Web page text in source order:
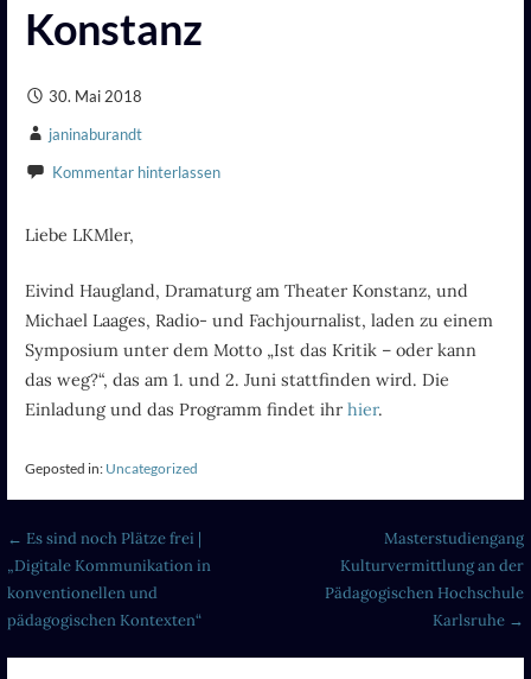
Konstanz
30. Mai 2018
janinaburandt
Kommentar hinterlassen
Liebe LKMler,
Eivind Haugland, Dramaturg am Theater Konstanz, und
Michael Laages, Radio- und Fachjournalist, laden zu einem
Symposium unter dem Motto „Ist das Kritik – oder kann
das weg?“, das am 1. und 2. Juni stattfinden wird. Die
Einladung und das Programm findet ihr hier.
Geposted in: Uncategorized
Beitragsnavigation
← Es sind noch Plätze frei |
„Digitale Kommunikation in
konventionellen und
pädagogischen Kontexten“
Masterstudiengang
Kulturvermittlung an der
Pädagogischen Hochschule
Karlsruhe →